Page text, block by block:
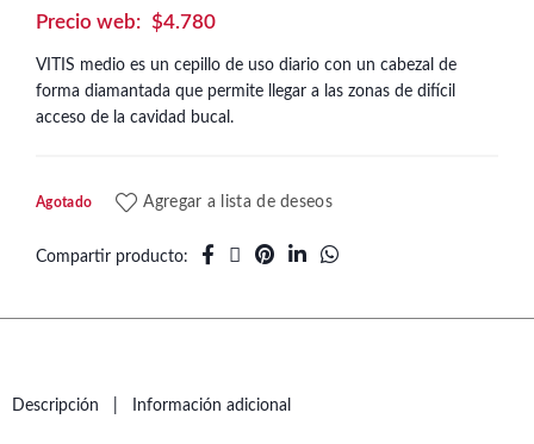
$4.780
VITIS medio es un cepillo de uso diario con un cabezal de
forma diamantada que permite llegar a las zonas de difícil
acceso de la cavidad bucal.
Agotado Agregar a lista de deseos
Compartir producto
Descripción Información adicional